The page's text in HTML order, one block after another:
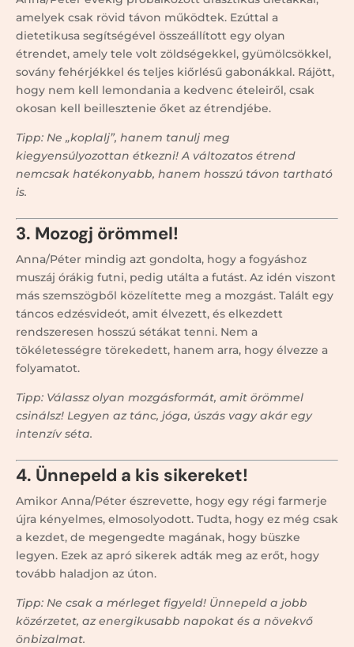
amelyek csak rövid távon működtek. Ezúttal a
dietetikusa segítségével összeállított egy olyan
étrendet, amely tele volt zöldségekkel, gyümölcsökkel,
sovány fehérjékkel és teljes kiőrlésű gabonákkal. Rájött,
hogy nem kell lemondania a kedvenc ételeiről, csak
okosan kell beillesztenie őket az étrendjébe.
Tipp: Ne „koplalj”, hanem tanulj meg
kiegyensúlyozottan étkezni! A változatos étrend
nemcsak hatékonyabb, hanem hosszú távon tartható
is.
3. Mozogj örömmel!
Anna/Péter mindig azt gondolta, hogy a fogyáshoz
muszáj órákig futni, pedig utálta a futást. Az idén viszont
más szemszögből közelítette meg a mozgást. Talált egy
táncos edzésvideót, amit élvezett, és elkezdett
rendszeresen hosszú sétákat tenni. Nem a
tökéletességre törekedett, hanem arra, hogy élvezze a
folyamatot.
Tipp: Válassz olyan mozgásformát, amit örömmel
csinálsz! Legyen az tánc, jóga, úszás vagy akár egy
intenzív séta.
4. Ünnepeld a kis sikereket!
Amikor Anna/Péter észrevette, hogy egy régi farmerje
újra kényelmes, elmosolyodott. Tudta, hogy ez még csak
a kezdet, de megengedte magának, hogy büszke
legyen. Ezek az apró sikerek adták meg az erőt, hogy
tovább haladjon az úton.
Tipp: Ne csak a mérleget figyeld! Ünnepeld a jobb
közérzetet, az energikusabb napokat és a növekvő
önbizalmat.